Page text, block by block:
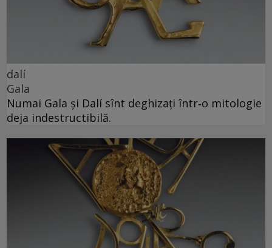
dalí
Gala
Numai Gala și Dalí sînt deghizați într‑o mitologie
deja indestructibilă.